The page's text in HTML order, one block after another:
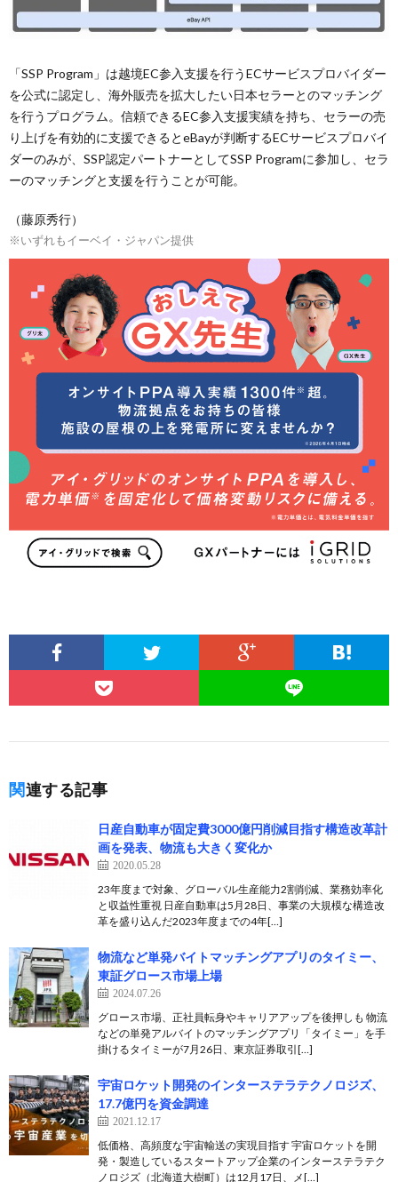
「SSP Program」は越境EC参入支援を行うECサービスプロバイダー
を公式に認定し、海外販売を拡大したい日本セラーとのマッチング
を行うプログラム。信頼できるEC参入支援実績を持ち、セラーの売
り上げを有効的に支援できるとeBayが判断するECサービスプロバイ
ダーのみが、SSP認定パートナーとしてSSP Programに参加し、セラ
ーのマッチングと支援を行うことが可能。
（藤原秀行）
※いずれもイーベイ・ジャパン提供
関連する記事
日産自動車が固定費3000億円削減目指す構造改革計
画を発表、物流も大きく変化か
2020.05.28
23年度まで対象、グローバル生産能力2割削減、業務効率化
と収益性重視 日産自動車は5月28日、事業の大規模な構造改
革を盛り込んだ2023年度までの4年[…]
物流など単発バイトマッチングアプリのタイミー、
東証グロース市場上場
2024.07.26
グロース市場、正社員転身やキャリアアップを後押しも 物流
などの単発アルバイトのマッチングアプリ「タイミー」を手
掛けるタイミーが7月26日、東京証券取引[…]
宇宙ロケット開発のインターステラテクノロジズ、
17.7億円を資金調達
2021.12.17
低価格、高頻度な宇宙輸送の実現目指す 宇宙ロケットを開
発・製造しているスタートアップ企業のインターステラテク
ノロジズ（北海道大樹町）は12月17日、メ[…]